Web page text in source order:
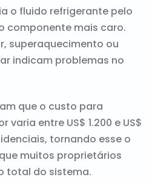
o fluido refrigerante pelo
componente mais caro.
superaquecimento ou
indicam problemas no
que o custo para
entre US$ 1.200 e US$
tornando esse o
muitos proprietários
total do sistema.